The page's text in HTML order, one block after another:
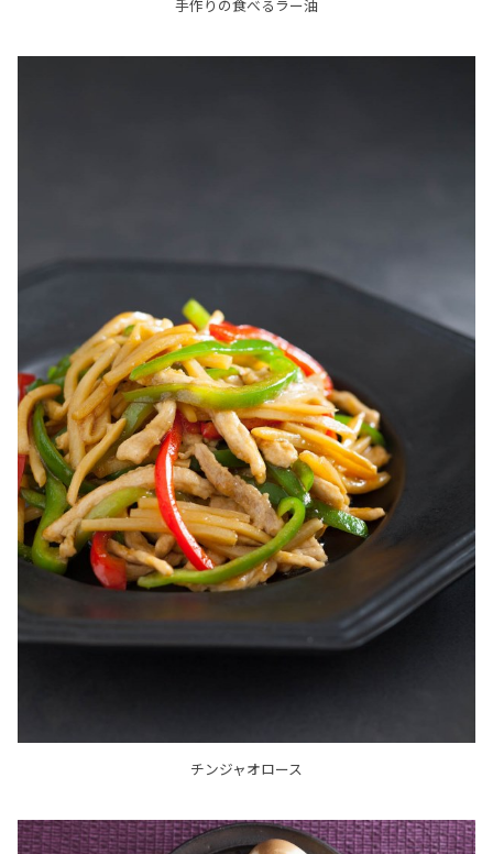
手作りの食べるラー油
チンジャオロース